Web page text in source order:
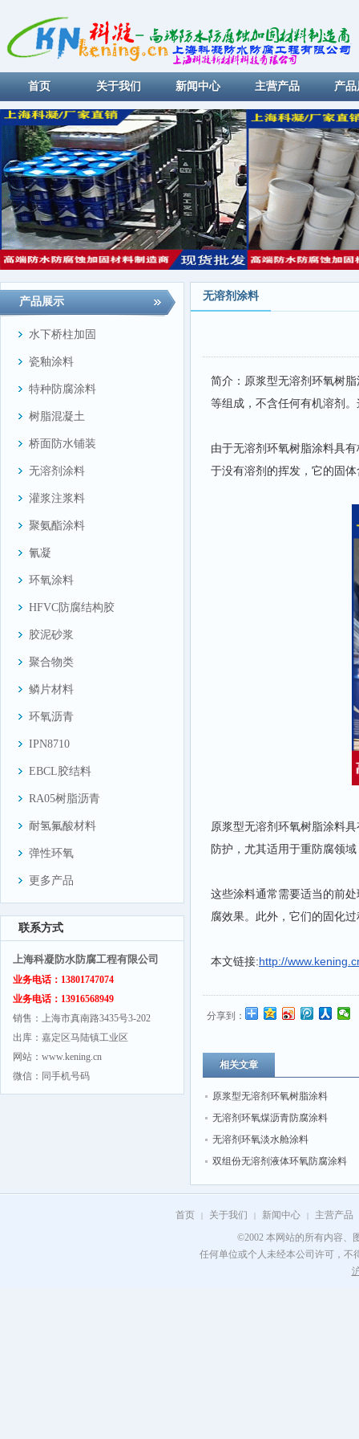
首页 关于我们 新闻中心 主营产品 产品
产品展示
水下桥柱加固
瓷釉涂料
特种防腐涂料
树脂混凝土
桥面防水铺装
无溶剂涂料
灌浆注浆料
聚氨酯涂料
氰凝
环氧涂料
HFVC防腐结构胶
胶泥砂浆
聚合物类
鳞片材料
环氧沥青
IPN8710
EBCL胶结料
RA05树脂沥青
耐氢氟酸材料
弹性环氧
更多产品
联系方式
上海科凝防水防腐工程有限公司
业务电话：13801747074
业务电话：13916568949
销售：上海市真南路3435号3-202
出库：嘉定区马陆镇工业区
网站：www.kening.cn
微信：同手机号码
无溶剂涂料
简介：原浆型无溶剂环氧树
等组成，不含任何有机溶剂
由于无溶剂环氧树脂涂料具
于没有溶剂的挥发，它的固
原浆型无溶剂环氧树脂涂料
防护，尤其适用于重防腐领
这些涂料通常需要适当的前
腐效果。此外，它们的固化
本文链接:http://
分享到：
相关文章
原浆型无溶剂环氧树脂涂料
无溶剂环氧煤沥青防腐涂料
无溶剂环氧淡水舱涂料
双组份无溶剂液体环氧防腐涂料
首页 | 关于我们 | 新闻中心 |
主营产品
©2002 本网站的所有内容、
任何单位或个人未经本公司许可，不